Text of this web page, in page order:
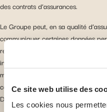
Ce site web utilise des
Les cookies nous
des contrats d’assurances.
Le Groupe peut, en sa qualité
communiquer certaines données
réassureurs, courtiers d’assurance
intermédiaires et agents, avocats,
médecin conseils, réviseurs,
commerciaux, autorités
Duché de Luxembourg ou à l’étranger.